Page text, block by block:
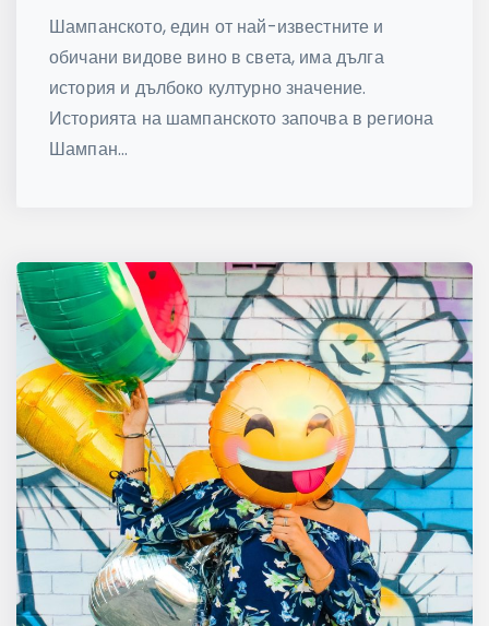
Шампанското, един от най-известните и
обичани видове вино в света, има дълга
история и дълбоко културно значение.
Историята на шампанското започва в региона
Шампан...